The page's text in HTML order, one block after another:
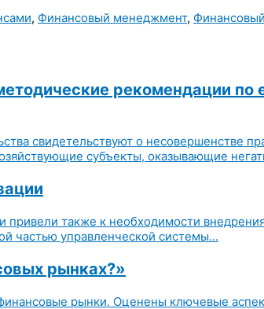
, Финансовый менеджмент,
рекомендации по
свидетельствуют о несовершенстве
субъекты, оказывающие
также к необходимости
частью управленческой системы...
рынках?»
рынки. Оценены ключевые